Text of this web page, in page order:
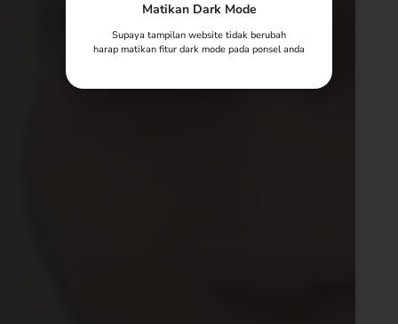
Matikan Dark Mode
Supaya tampilan website tidak berubah
harap matikan fitur dark mode pada ponsel anda